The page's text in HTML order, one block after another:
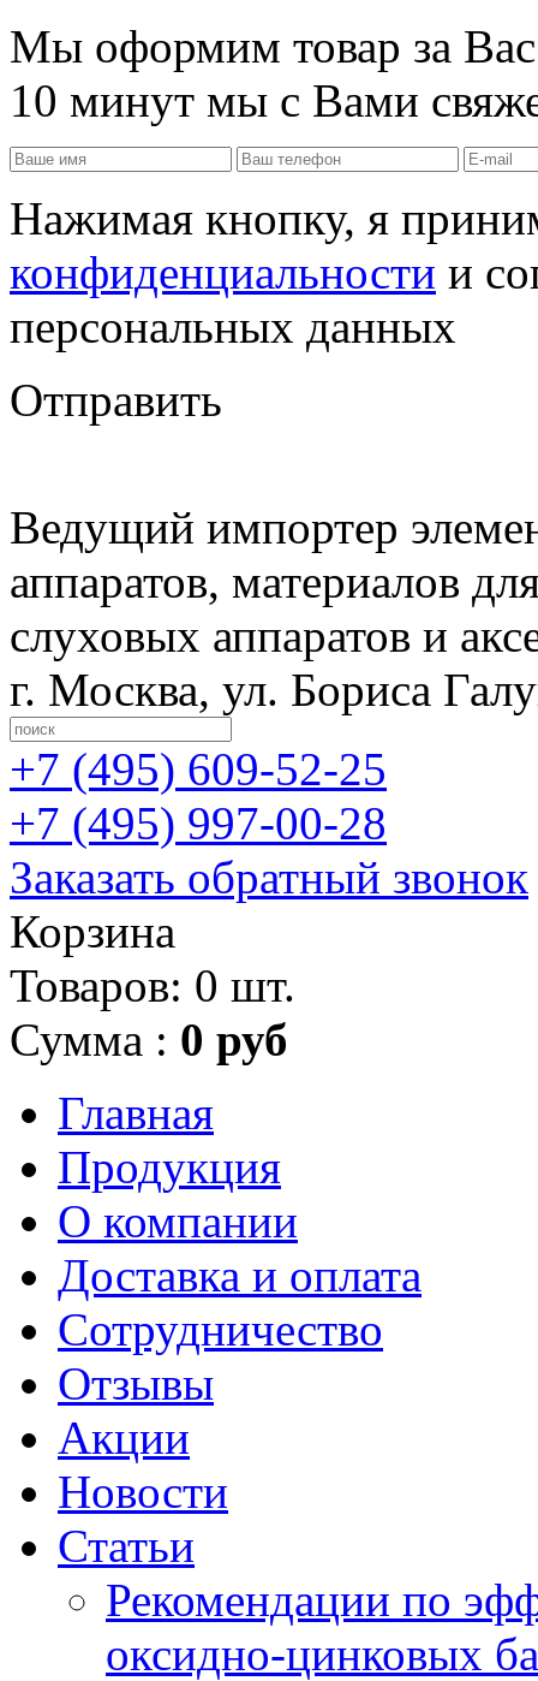
Мы оформим товар за
10 минут мы с Вами
Нажимая кнопку, я
конфиденциальности и
персональных данных
Отправить
Ведущий импортер
аппаратов, материалов
слуховых аппаратов и
г. Москва, ул. Бориса
+7 (495) 609-52-25
+7 (495) 997-00-28
Заказать обратный звонок
Корзина
Товаров: 0 шт.
Сумма : 0 руб
Главная
Продукция
О компании
Доставка и оплата
Сотрудничество
Отзывы
Акции
Новости
Статьи
Рекомендации по
оксидно-цинковых